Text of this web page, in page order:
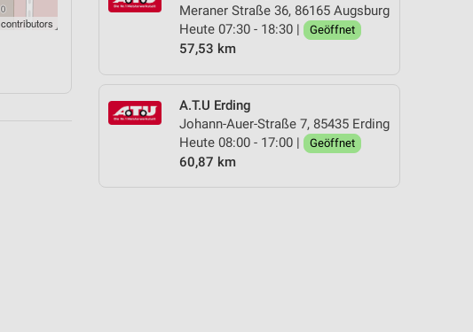
Meraner Straße 36, 86165 Augsburg
Heute 07:30 - 18:30 |
Geöffnet
57,53 km
A.T.U Erding
Johann-Auer-Straße 7, 85435 Erding
Heute 08:00 - 17:00 |
Geöffnet
60,87 km
contributors